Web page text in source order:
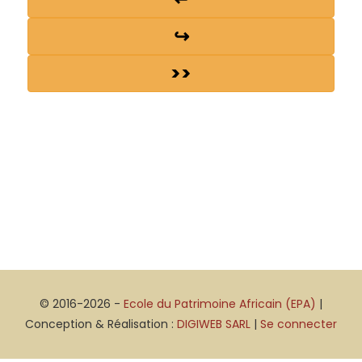
↪
>>
© 2016-2026 - Ecole du Patrimoine Africain (EPA) |
Conception & Réalisation : DIGIWEB SARL | Se connecter